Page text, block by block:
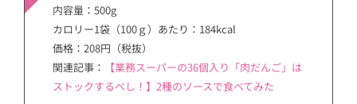
内容量：500g
カロリー1袋（100ｇ）あたり：184kcal
価格：208円（税抜）
関連記事：
【業務スーパーの36個入り「肉だんご」は
ストックするべし！】2種のソースで食べてみた